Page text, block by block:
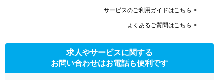
サービスのご利用ガイドはこちら >
よくあるご質問はこちら >
求人やサービスに関する
お問い合わせはお電話も便利です